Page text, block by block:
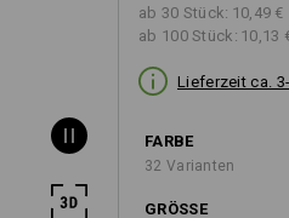
ab 30 Stück: 10,49 €
ab 100 Stück: 10,13
Lieferzeit ca.
FARBE
32 Varianten
GRÖSSE